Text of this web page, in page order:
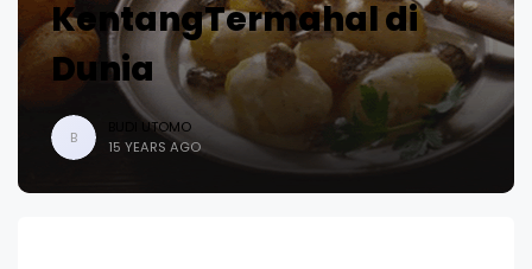
KentangTermahal di
Dunia
B
BUDI UTOMO
15 YEARS AGO